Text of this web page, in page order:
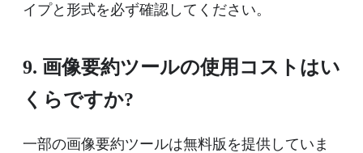
イプと形式を必ず確認してください。
9. 画像要約ツールの使用コストはい
くらですか?
一部の画像要約ツールは無料版を提供していま